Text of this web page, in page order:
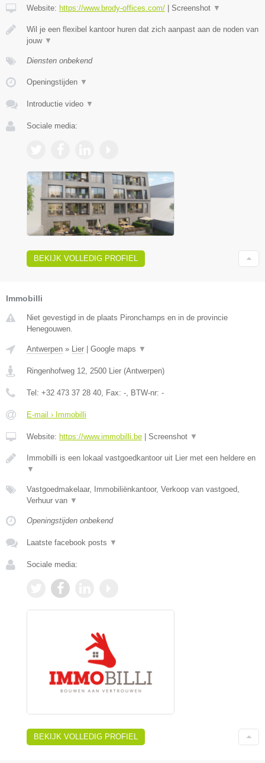
Website: https://www.brody-offices.com/ Screenshot ▼
Wil je een flexibel kantoor huren dat zich aanpast aan de noden van
jouw ▼
Diensten onbekend
Openingstijden ▼
Introductie video ▼
Sociale media:
BEKIJK VOLLEDIG PROFIEL
Immobilli
Niet gevestigd in de plaats Pironchamps en in de provincie
Henegouwen.
Antwerpen » Lier Google maps ▼
Ringenhofweg 12, 2500 Lier (Antwerpen)
Tel: +32 473 37 28 40, Fax: -, BTW-nr: -
E-mail › Immobilli
Website: https://www.immobilli.be Screenshot ▼
Immobilli is een lokaal vastgoedkantoor uit Lier met een heldere en
▼
Vastgoedmakelaar, Immobiliënkantoor, Verkoop van vastgoed,
Verhuur van ▼
Openingstijden onbekend
Laatste facebook posts ▼
Sociale media:
BEKIJK VOLLEDIG PROFIEL